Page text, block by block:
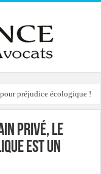
préjudice écologique !
à délivrer
privé, le
est un